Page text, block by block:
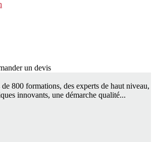
un devis
800 formations, des experts de haut niveau,
innovants, une démarche qualité...